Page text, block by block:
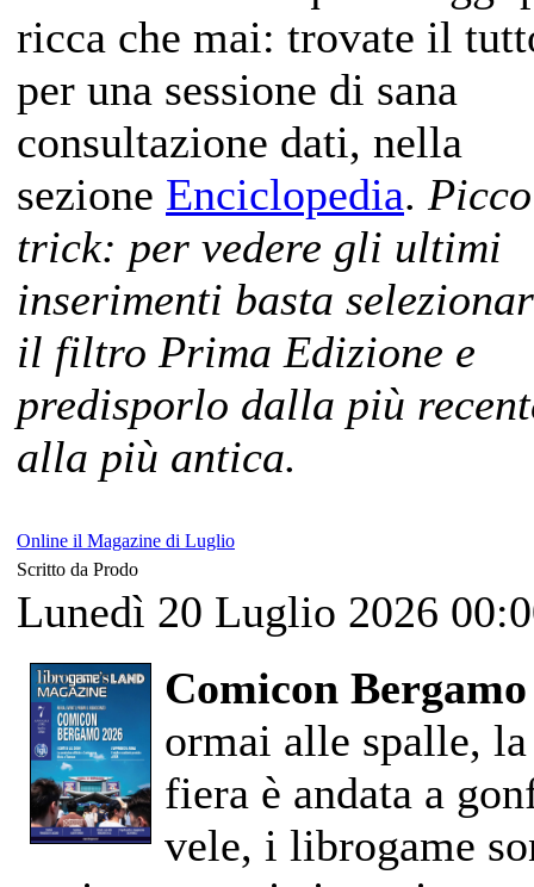
ricca che mai: trovate il
per una sessione di sana
consultazione dati, nella
sezione Enciclopedia.
trick: per vedere gli ultimi
inserimenti basta
il filtro Prima Edizione e
predisporlo dalla più
alla più antica.
Online il Magazine di Luglio
Scritto da Prodo
Lunedì 20 Luglio 2026
Comicon
ormai alle spalle, la
fiera è andata a
vele, i librogame